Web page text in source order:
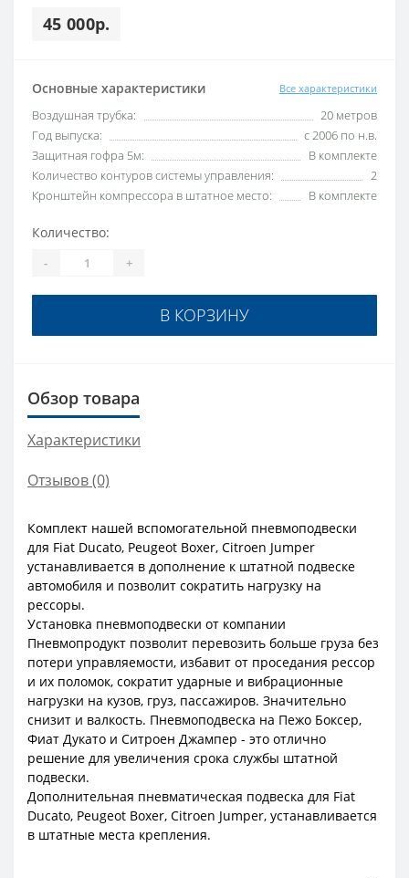
45 000р.
Основные характеристики Все характеристики
Воздушная трубка:
20 метров
Год выпуска:
с 2006 по н.в.
Защитная гофра 5м:
В комплекте
Количество контуров системы управления:
2
Кронштейн компрессора в штатное место:
В комплекте
Количество:
- +
В КОРЗИНУ
Обзор товара
Характеристики
Отзывов (0)
Комплект нашей вспомогательной пневмоподвески
для Fiat Ducato, Peugeot Boxer, Citroen Jumper
устанавливается в дополнение к штатной подвеске
автомобиля и позволит сократить нагрузку на
рессоры.
Установка пневмоподвески от компании
Пневмопродукт позволит перевозить больше груза без
потери управляемости, избавит от проседания рессор
и их поломок, сократит ударные и вибрационные
нагрузки на кузов, груз, пассажиров. Значительно
снизит и валкость. Пневмоподвеска на Пежо Боксер,
Фиат Дукато и Ситроен Джампер - это отлично
решение для увеличения срока службы штатной
подвески.
Дополнительная пневматическая подвеска для Fiat
Ducato, Peugeot Boxer, Citroen Jumper, устанавливается
в штатные места крепления.